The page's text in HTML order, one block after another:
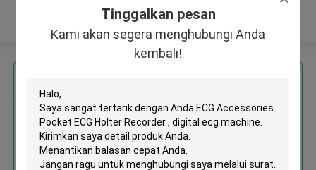
Tinggalkan pesan
Kami akan segera menghubungi Anda
kembali!
Lihat Lebih
ECG Accessories Pocket ECG
Holter Recorder , digital ecg
machine
MOQ： 1box/boxes